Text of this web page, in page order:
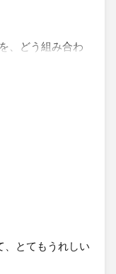
こでパラメータ
（ここでいう選
てアクションの
ます。
にリストをクリ
されるかを確認し
、どう組み合わ
とすごく助かり
、とてもうれしい